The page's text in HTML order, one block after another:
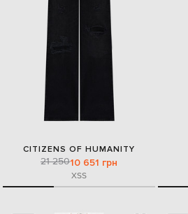
CITIZENS OF HUMANITY
21 25010 651 грн
XSS